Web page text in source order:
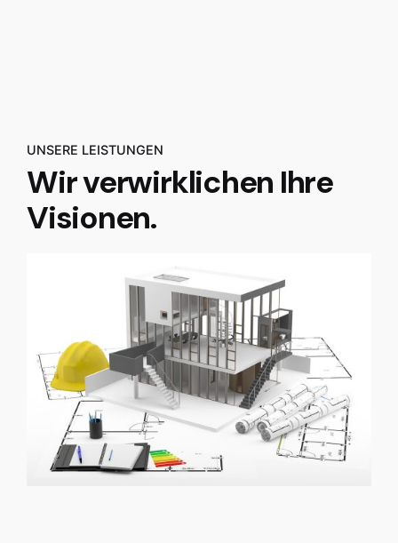
UNSERE LEISTUNGEN
Wir verwirklichen Ihre
Visionen.